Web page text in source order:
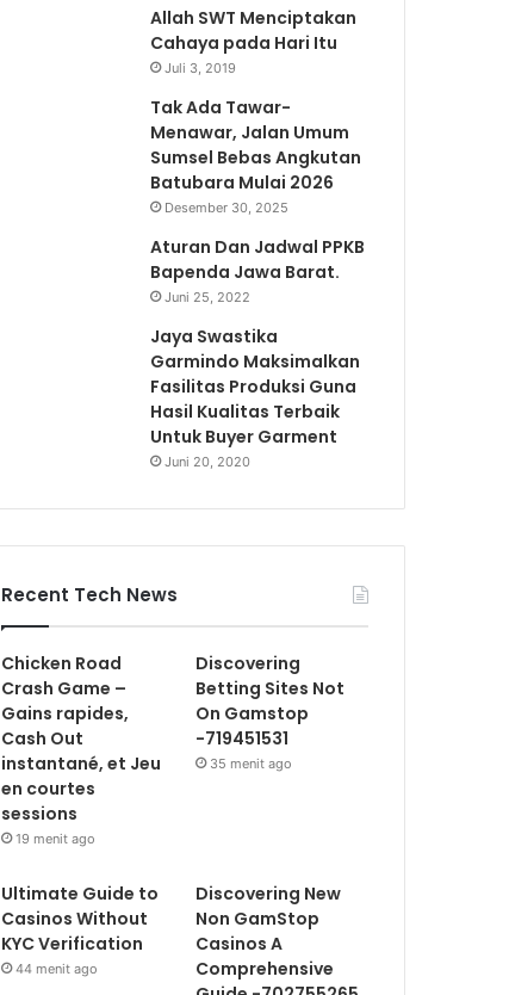
Allah SWT Menciptakan
Cahaya pada Hari Itu
Juli 3, 2019
Tak Ada Tawar-
Menawar, Jalan Umum
Sumsel Bebas Angkutan
Batubara Mulai 2026
Desember 30, 2025
Aturan Dan Jadwal PPKB
Bapenda Jawa Barat.
Juni 25, 2022
Jaya Swastika
Garmindo Maksimalkan
Fasilitas Produksi Guna
Hasil Kualitas Terbaik
Untuk Buyer Garment
Juni 20, 2020
Recent Tech News
Chicken Road
Crash Game –
Gains rapides,
Cash Out
instantané, et Jeu
en courtes
sessions
19 menit ago
Discovering
Betting Sites Not
On Gamstop
-719451531
35 menit ago
Ultimate Guide to
Casinos Without
KYC Verification
44 menit ago
Discovering New
Non GamStop
Casinos A
Comprehensive